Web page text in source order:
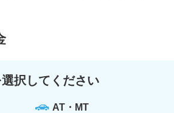
択してください
AT・MT